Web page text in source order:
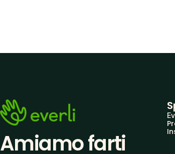
Amiamo farti